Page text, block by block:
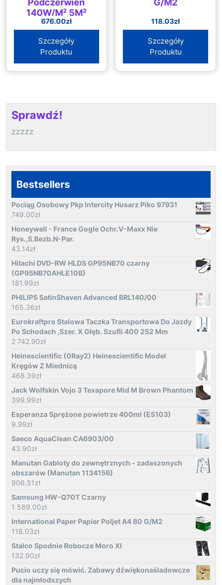
Podczerwień
140W/M² 5M²
AD121AC310T140W5M2
676.00zł
Szczegóły
Produktu
G/M2
118.03zł
Szczegóły
Produktu
Sprawdź!
zzzzz
Bestsellers
Pociąg Osobowy Pkp Intercity Husarz Piko 97931
749.00zł
Honeywell - France Gogle Ochr.V-Maxx Nie
Rys.,S.Bezb.N-Par.
43.14zł
Hitachi DVD-RW HLDS GP95NB70 czarny
(GP95NB70AHLE10B)
181.99zł
PHILIPS SatinShaven Advanced BRL140/00
165.36zł
Eurokraftpro Stalowa Taczka Transportowa Do Jazdy
Po Schodach ,Szer. X Głęb. Szufli 400 252 Mm
2 742.90zł
Heinescientific (0Ray2) Heinescientific Model
Kręgów Z Miednicą
468.39zł
Jack Wolfskin Vojo 3 Texapore Mid M Brown Phantom
399.99zł
Esperanza Sprężone powietrze 400ml (ES103)
9.99zł
Saeco AquaClean CA6903/00
43.90zł
Manutan Gabloty do zewnętrznych - zadaszonych
obszarów (Manutan 1134156)
906.51zł
Samsung HW-Q70T Czarny
1 589.00zł
International Paper Papier Poljet A4 80 G/M2
118.03zł
Stalco Spodnie Robocze Moro Xl
132.90zł
Pucio uczy się mówić. Zabawy dźwiękonaśladowcze
dla najmłodszych